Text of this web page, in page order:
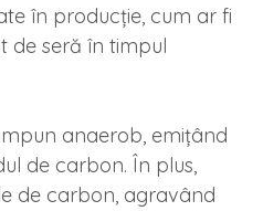
în producție, cum ar fi
de seră în timpul
anaerob, emițând
de carbon. În plus,
de carbon, agravând